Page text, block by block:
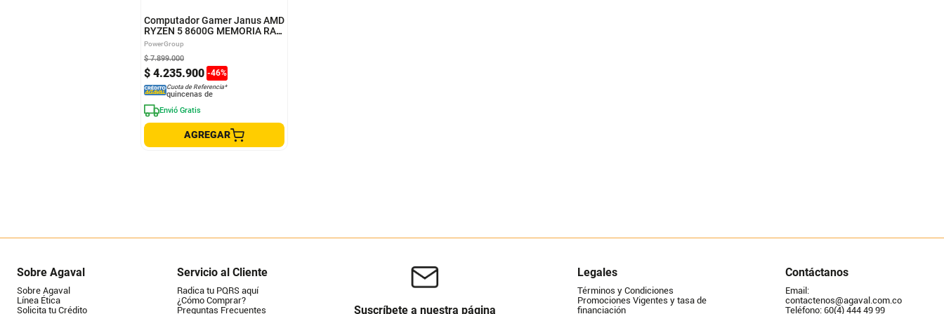
Computador Gamer Janus AMD
RYZEN 5 8600G MEMORIA RAM
16GB RGB DDR5 SSD 512GB
Monitor Gamer 27" 200HZ
Windows Preinstalado
PowerGroup
$ 4.235.900 -46%
$ 7.899.000
Cuota de Referencia*
quincenas de
Envió Gratis
AGREGAR
Sobre Agaval
Sobre Agaval
Línea Ética
Solicita tu Crédito
Servicio al Cliente
Radica tu PQRS aquí
¿Cómo Comprar?
Preguntas Frecuentes
Suscríbete a nuestra página
Legales
Términos y Condiciones
Promociones Vigentes y tasa de
financiación
Contáctanos
Email:
contactenos@agaval.com.co
Teléfono: 60(4) 444 49 99